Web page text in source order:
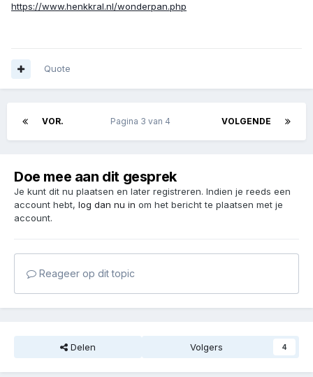
https://www.henkkral.nl/wonderpan.php
Quote
VOR. VOLGENDE
Pagina 3 van 4
Doe mee aan dit gesprek
Je kunt dit nu plaatsen en later registreren. Indien je reeds een
account hebt, log dan nu in om het bericht te plaatsen met je
account.
Reageer op dit topic
Delen Volgers 4